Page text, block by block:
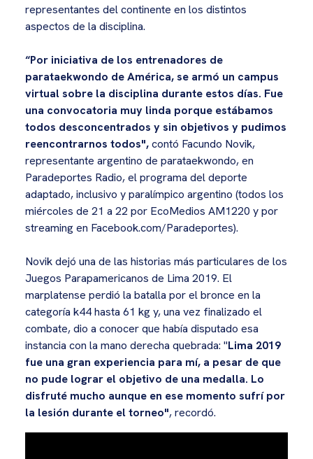
representantes del continente en los distintos
aspectos de la disciplina.
“Por iniciativa de los entrenadores de
parataekwondo de América, se armó un campus
virtual sobre la disciplina durante estos días. Fue
una convocatoria muy linda porque estábamos
todos desconcentrados y sin objetivos y pudimos
reencontrarnos todos",contó Facundo Novik,
representante argentino de parataekwondo, en
Paradeportes Radio, el programa del deporte
adaptado, inclusivo y paralímpico argentino (todos los
miércoles de 21 a 22 por EcoMedios AM1220 y por
streaming en Facebook.com/Paradeportes).
Novik dejó una de las historias más particulares de los
Juegos Parapamericanos de Lima 2019. El
marplatense perdió la batalla por el bronce en la
categoría k44 hasta 61 kg y, una vez finalizado el
combate, dio a conocer que había disputado esa
instancia con la mano derecha quebrada: "Lima 2019
fue una gran experiencia para mí, a pesar de que
no pude lograr el objetivo de una medalla. Lo
disfruté mucho aunque en ese momento sufrí por
la lesión durante el torneo", recordó.